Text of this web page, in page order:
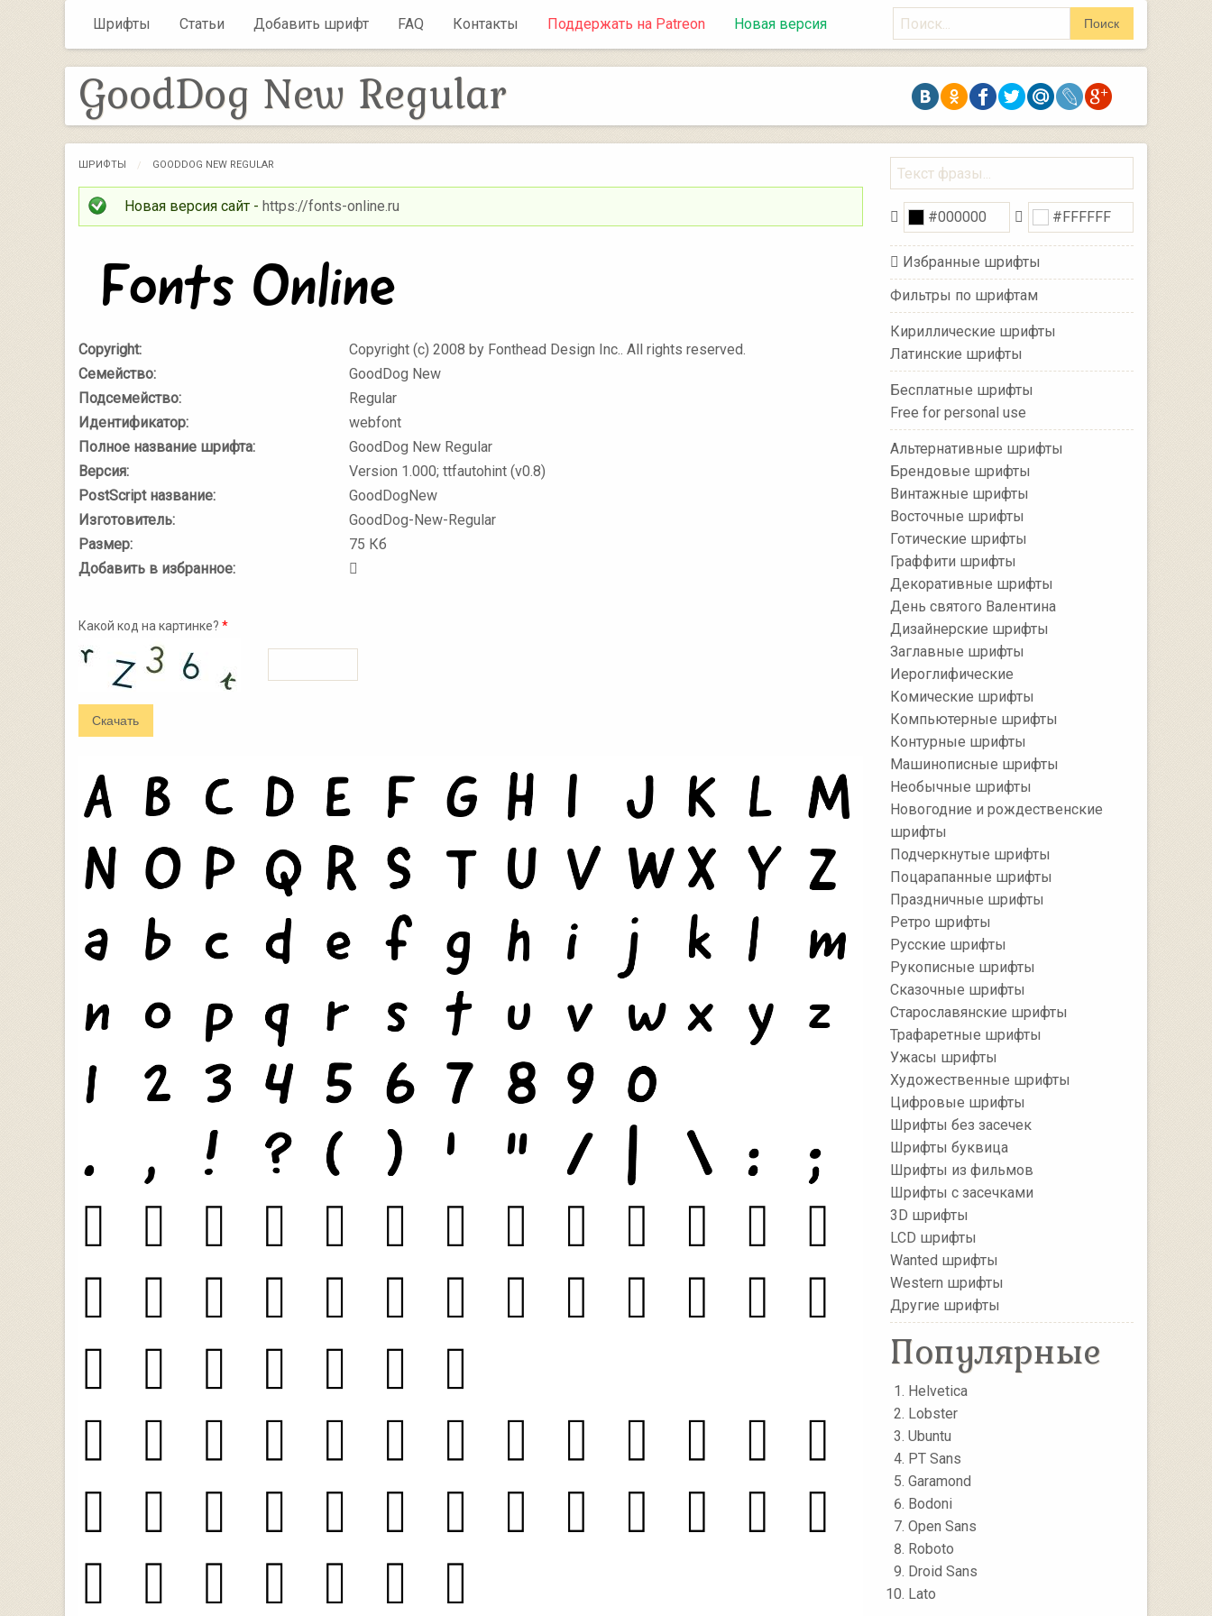
Шрифты Статьи Добавить шрифт FAQ Контакты Поддержать на Patreon Новая версия Поиск Поиск
GoodDog New Regular
ШРИФТЫ GOODDOG NEW REGULAR
Новая версия сайт - https://fonts-online.ru
Copyright:
Copyright (c) 2008 by Fonthead Design Inc.. All rights reserved.
Семейство:
GoodDog New
Подсемейство:
Regular
Идентификатор:
webfont
Полное название шрифта:
GoodDog New Regular
Версия:
Version 1.000; ttfautohint (v0.8)
PostScript название:
GoodDogNew
Изготовитель:
GoodDog-New-Regular
Размер:
75 Кб
Добавить в избранное:
Какой код на картинке? *
Избранные шрифты
Фильтры по шрифтам
Кириллические шрифты
Латинские шрифты
Бесплатные шрифты
Free for personal use
Альтернативные шрифты
Брендовые шрифты
Винтажные шрифты
Восточные шрифты
Готические шрифты
Граффити шрифты
Декоративные шрифты
День святого Валентина
Дизайнерские шрифты
Заглавные шрифты
Иероглифические
Комические шрифты
Компьютерные шрифты
Контурные шрифты
Машинописные шрифты
Необычные шрифты
Новогодние и рождественские
шрифты
Подчеркнутые шрифты
Поцарапанные шрифты
Праздничные шрифты
Ретро шрифты
Русские шрифты
Рукописные шрифты
Сказочные шрифты
Старославянские шрифты
Трафаретные шрифты
Ужасы шрифты
Художественные шрифты
Цифровые шрифты
Шрифты без засечек
Шрифты буквица
Шрифты из фильмов
Шрифты с засечками
3D шрифты
LCD шрифты
Wanted шрифты
Western шрифты
Другие шрифты
Популярные
Helvetica
Lobster
Ubuntu
PT Sans
Garamond
Bodoni
Open Sans
Roboto
Droid Sans
Lato